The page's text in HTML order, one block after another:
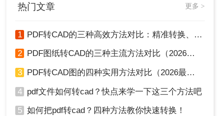
热门文章 更多 >
1 PDF转CAD的三种高效方法对比：精准转换、可编辑、保图层！
2 PDF图纸转CAD的三种主流方法对比（2026实用版）：选对工具效率翻倍！
3 PDF转CAD图的四种实用方法对比（2026最新版）：按需选择，效率至上！
4 pdf文件如何转cad？快点来学一下这三个方法吧
5 如何把pdf转cad？四种方法教你快速转换！